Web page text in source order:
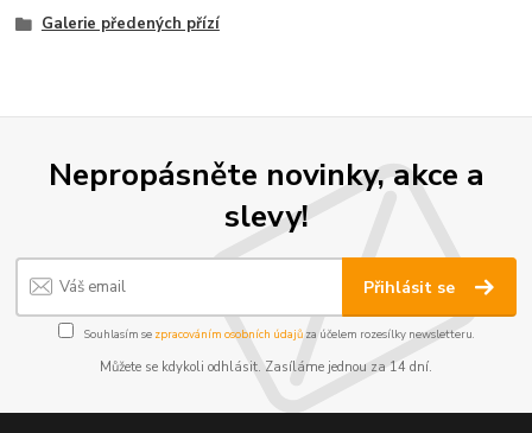
Galerie předených přízí
Nepropásněte novinky, akce a
slevy!
Přihlásit se
Souhlasím se zpracováním osobních údajůza účelem rozesílky newsletteru.
Můžete se kdykoli odhlásit. Zasíláme jednou za 14 dní.